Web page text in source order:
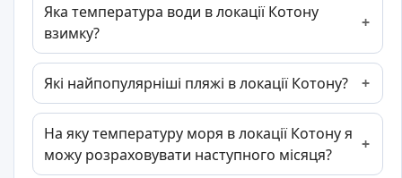
Яка температура води в локації Котону
взимку?
Які найпопулярніші пляжі в локації Котону?
На яку температуру моря в локації Котону я
можу розраховувати наступного місяця?